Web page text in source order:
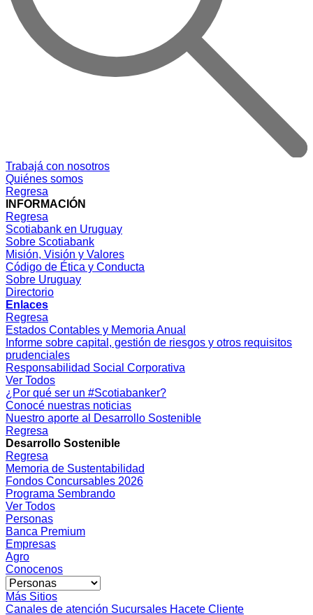
Trabajá con nosotros
Quiénes somos
Regresa
INFORMACIÓN
Regresa
Scotiabank en Uruguay
Sobre Scotiabank
Misión, Visión y Valores
Código de Ética y Conducta
Sobre Uruguay
Directorio
Enlaces
Regresa
Estados Contables y Memoria Anual
Informe sobre capital, gestión de riesgos y otros requisitos
prudenciales
Responsabilidad Social Corporativa
Ver Todos
¿Por qué ser un #Scotiabanker?
Conocé nuestras noticias
Nuestro aporte al Desarrollo Sostenible
Regresa
Desarrollo Sostenible
Regresa
Memoria de Sustentabilidad
Fondos Concursables 2026
Programa Sembrando
Ver Todos
Personas
Banca Premium
Empresas
Agro
Conocenos
Más Sitios
Canales de atención Sucursales Hacete Cliente